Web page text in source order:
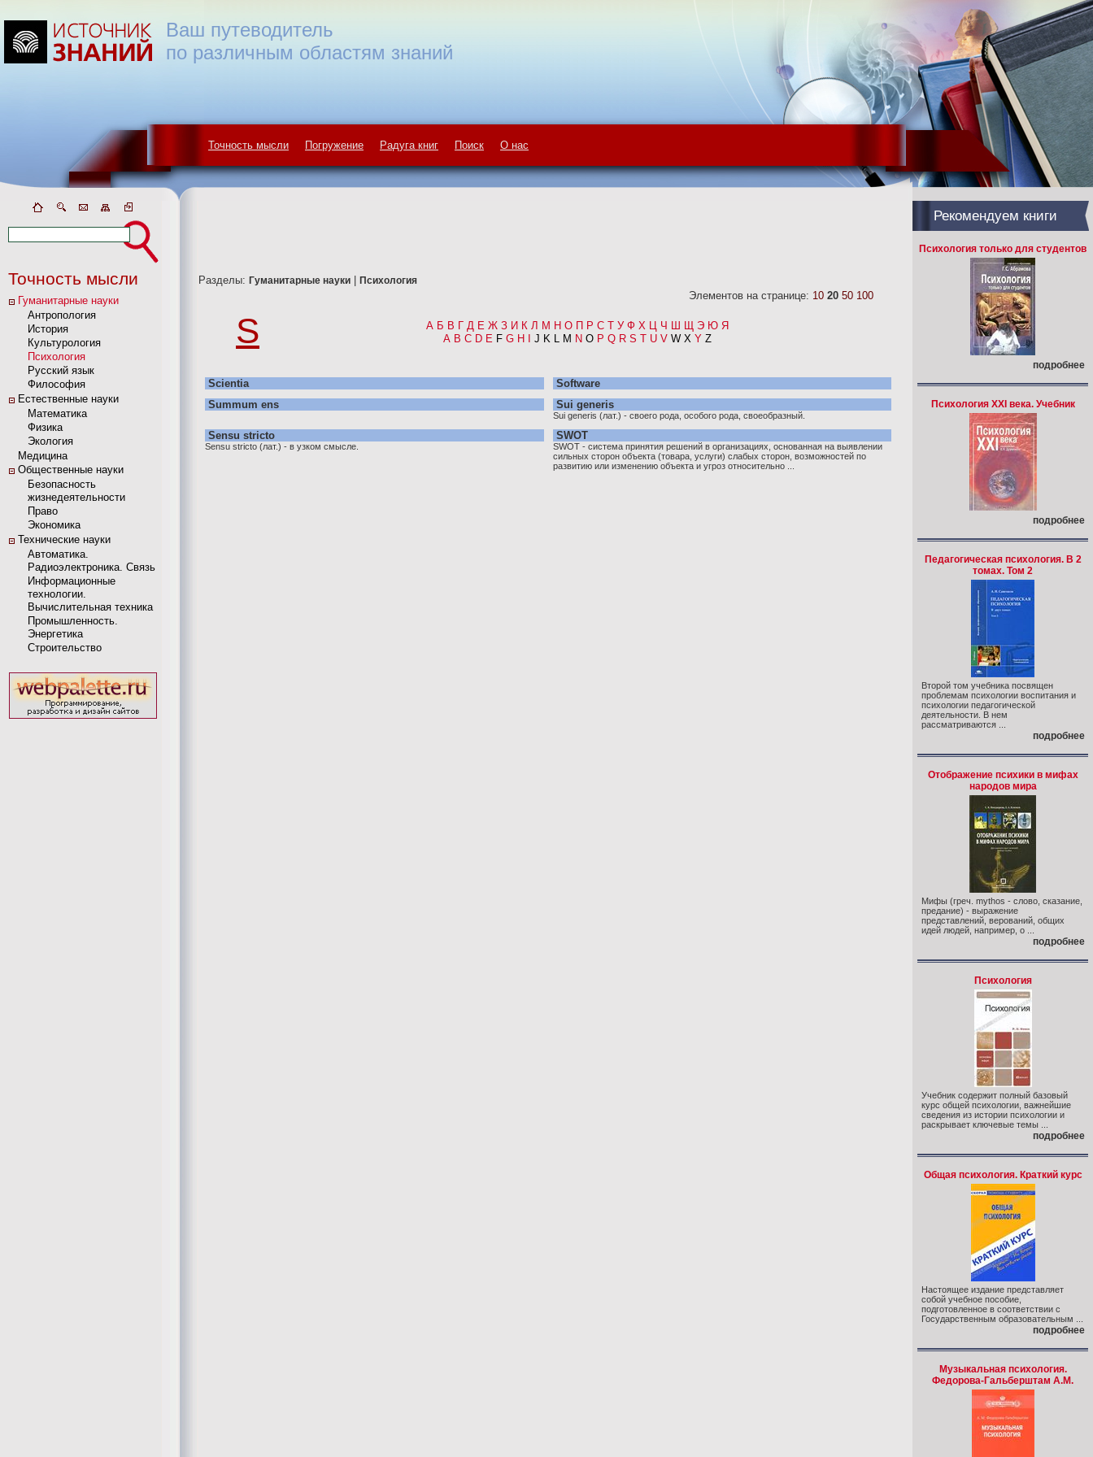
Точность мысли Погружение Радуга книг Поиск О нас
Ваш путеводитель
по различным областям знаний
Точность мысли
Гуманитарные науки
Антропология
История
Культурология
Психология
Русский язык
Философия
Естественные науки
Математика
Физика
Экология
Медицина
Общественные науки
Безопасность
жизнедеятельности
Право
Экономика
Технические науки
Автоматика.
Радиоэлектроника. Связь
Информационные
технологии.
Вычислительная техника
Промышленность.
Энергетика
Строительство
Разделы: Гуманитарные науки Психология
Элементов на странице: 10 20 50 100
S А Б В Г Д Е Ж З И К Л М Н О П Р С Т У Ф Х Ц Ч Ш Щ Э Ю Я
A B C D E F G H J K L M N O P Q R S T U V W X Y Z
Scientia
Software
Summum ens
Sui generis
Sui generis (лат.) - своего рода, особого рода, своеобразный.
Sensu stricto
Sensu stricto (лат.) - в узком смысле.
SWOT
SWOT - система принятия решений в организациях, основанная на выявлении
сильных сторон объекта (товара, услуги) слабых сторон, возможностей по
развитию или изменению объекта и угроз относительно ...
Рекомендуем книги
Психология только для студентов
подробнее
Психология XXI века. Учебник
подробнее
Педагогическая психология. В 2
томах. Том 2
Второй том учебника посвящен
проблемам психологии воспитания и
психологии педагогической
деятельности. В нем
рассматриваются ...
подробнее
Отображение психики в мифах
народов мира
Мифы (греч. mythos - слово, сказание,
предание) - выражение
представлений, верований, общих
идей людей, например, о ...
подробнее
Психология
Учебник содержит полный базовый
курс общей психологии, важнейшие
сведения из истории психологии и
раскрывает ключевые темы ...
подробнее
Общая психология. Краткий курс
Настоящее издание представляет
собой учебное пособие,
подготовленное в соответствии с
Государственным образовательным ...
подробнее
Музыкальная психология.
Федорова-Гальберштам А.М.